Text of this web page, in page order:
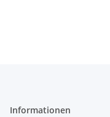
Informationen